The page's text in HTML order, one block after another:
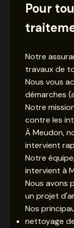
Pour
Notre
travaux de
Nous vous
démarches
Notre
contre les
À Meudon,
intervient
Notre
intervient à
Nous avons
un projet
Nos
nettoyage